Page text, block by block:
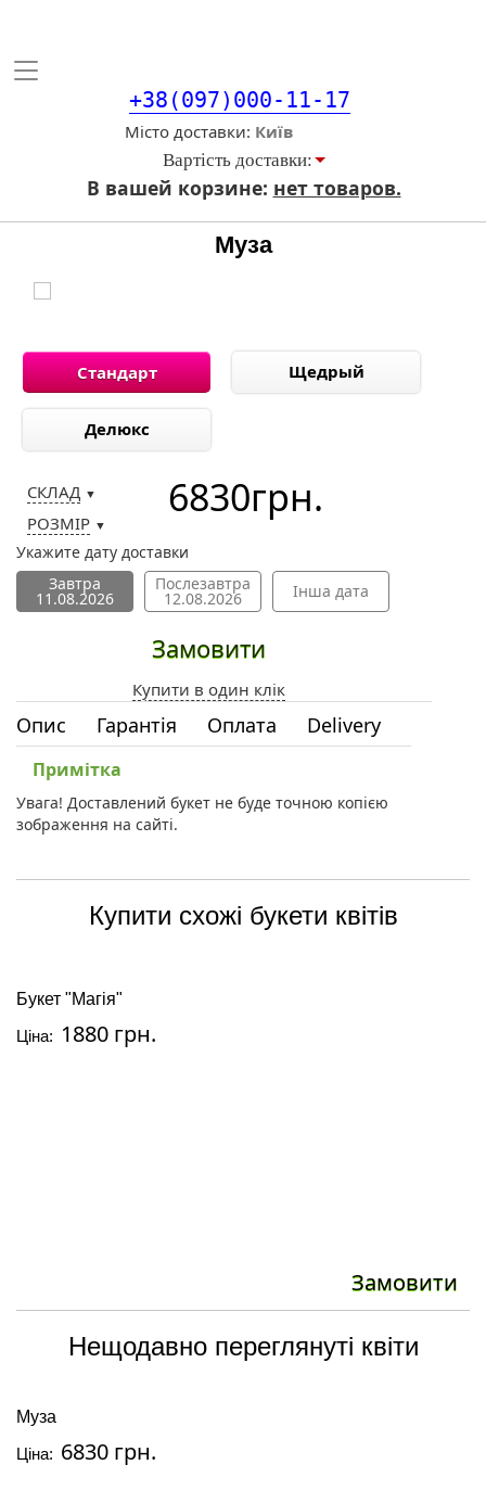
Toggle
+38(097)000-11-17
Місто доставки
Вартiсть доставки:
В вашей корзине: нет товаров.
Муза
Стандарт Щедрый
Делюкс
СКЛАД ▼
РОЗМІР ▼
6830грн.
Укажите дату доставки
Завтра
11.08.2026
Послезавтра
12.08.2026 Інша дата
Замовити
Купити в один клік
Опис Гарантія Оплата Delivery
Примітка
Увага! Доставлений букет не буде точною копією
зображення на сайті.
Купити схожі букети квітів
Букет "Магія"
Ціна: 1880 грн.
Замовити
Нещодавно переглянуті квіти
Муза
Ціна: 6830 грн.